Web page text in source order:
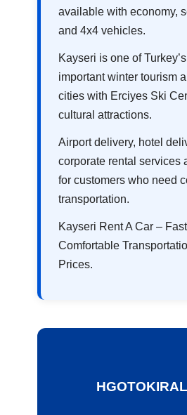
available with economy,
and 4x4 vehicles.
Kayseri is one of
important winter tourism
cities with Erciyes Ski
cultural attractions.
Airport delivery, hotel
corporate rental services
for customers who need
transportation.
Kayseri Rent A Car –
Comfortable
Prices.